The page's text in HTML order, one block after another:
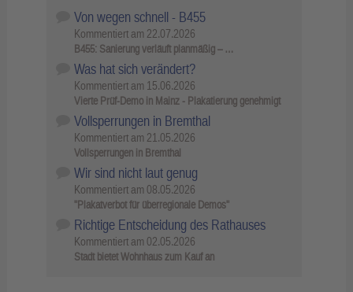
Von wegen schnell - B455
Kommentiert am 22.07.2026
B455: Sanierung verläuft planmäßig – …
Was hat sich verändert?
Kommentiert am 15.06.2026
Vierte Prüf-Demo in Mainz - Plakatierung genehmigt
Vollsperrungen in Bremthal
Kommentiert am 21.05.2026
Vollsperrungen in Bremthal
Wir sind nicht laut genug
Kommentiert am 08.05.2026
"Plakatverbot für überregionale Demos"
Richtige Entscheidung des Rathauses
Kommentiert am 02.05.2026
Stadt bietet Wohnhaus zum Kauf an